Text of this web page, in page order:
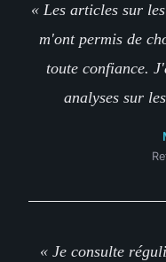
« Les articles sur
m'ont permis de
toute confiance.
analyses sur
« Je consulte